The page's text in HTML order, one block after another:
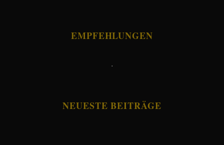
EMPFEHLUNGEN
.
NEUESTE BEITRÄGE